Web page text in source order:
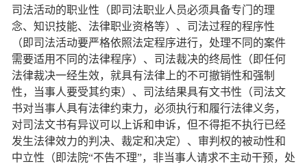
司法活动的职业性（即司法职业人员必须具备专门的理
念、知识技能、法律职业资格等）、司法过程的程序性
（即司法活动要严格依照法定程序进行，处理不同的案件
需要适用不同的法律程序）、司法裁决的终局性（即任何
法律裁决一经生效，就具有法律上的不可撤销性和强制
性，当事人要受其约束）、司法结果具有文书性（司法文
书对当事人具有法律约束力，必须执行和履行法律义务，
对司法文书有异议可以上诉和申诉，但不得拒不执行已经
发生法律效力的判决、裁定和决定）、审判权的被动性和
中立性（即法院“不告不理”，非当事人请求不主动干预，处